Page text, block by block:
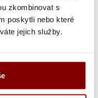
zkombinovat s
poskytli nebo které
jejich služby.
€ s DPH
%